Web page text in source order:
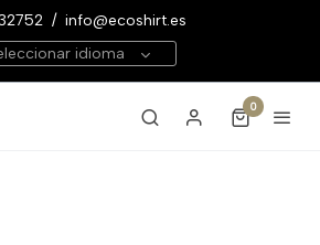
/ info@ecoshirt.es
idioma
0